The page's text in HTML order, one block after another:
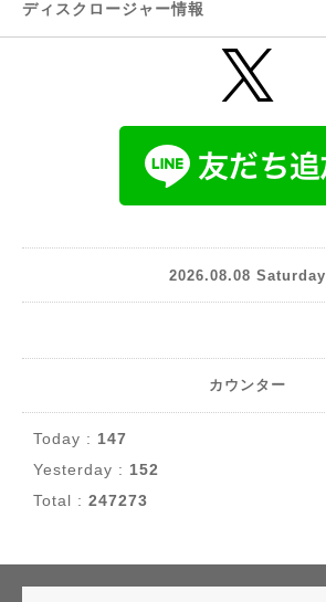
ディスクロージャー情報
2026.08.08 Saturday
カウンター
Today : 147
Yesterday : 152
Total : 247273